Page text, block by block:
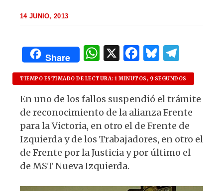
14 JUNIO, 2013
Share
W
h
at
s
A
p
p
X F
a
c
e
b
o
o
B
lu
es
k
y
el
e
g
ra
m
TIEMPO ESTIMADO DE LECTURA: 1 MINUTOS, 9 SEGUNDOS
En uno de los fallos suspendió el trámite
de reconocimiento de la alianza Frente
para la Victoria, en otro el de Frente de
Izquierda y de los Trabajadores, en otro el
de Frente por la Justicia y por último el
de MST Nueva Izquierda.